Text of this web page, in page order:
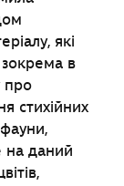
які
в
про
стихійних
на даний